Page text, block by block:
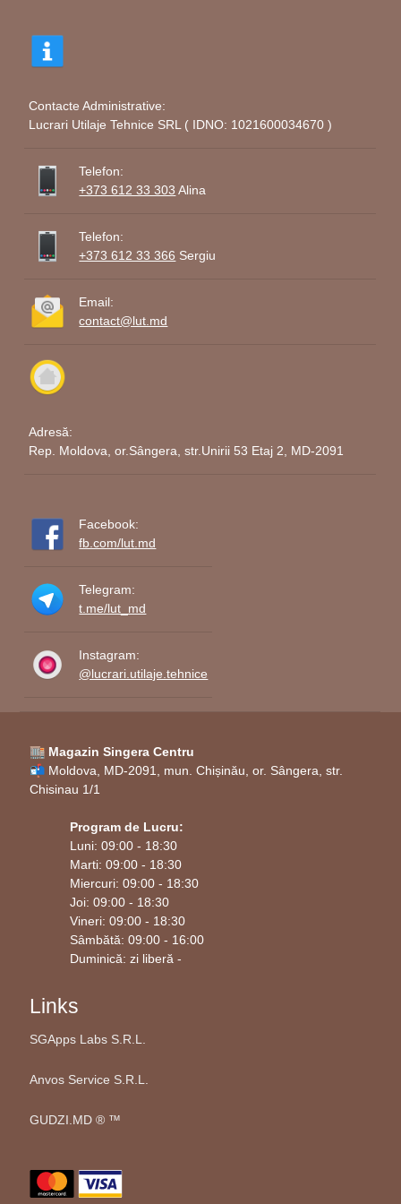
Contacte Administrative:
Lucrari Utilaje Tehnice SRL ( IDNO: 1021600034670 )
Telefon:
+373 612 33 303 Alina
Telefon:
+373 612 33 366 Sergiu
Email:
contact@lut.md
Adresă:
Rep. Moldova, or.Sângera, str.Unirii 53 Etaj 2, MD-2091
Facebook:
fb.com/lut.md
Telegram:
t.me/lut_md
Instagram:
@lucrari.utilaje.tehnice
🏬 Magazin Singera Centru
📬 Moldova, MD-2091, mun. Chișinău, or. Sângera, str.
Chisinau 1/1
Program de Lucru:
Luni: 09:00 - 18:30
Marti: 09:00 - 18:30
Miercuri: 09:00 - 18:30
Joi: 09:00 - 18:30
Vineri: 09:00 - 18:30
Sâmbătă: 09:00 - 16:00
Duminică: zi liberă -
Links
SGApps Labs S.R.L.
Anvos Service S.R.L.
GUDZI.MD ®️ ™️